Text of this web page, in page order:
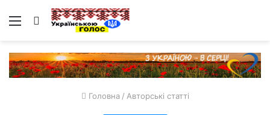
Меню Пошук
Головна / Авторські статті